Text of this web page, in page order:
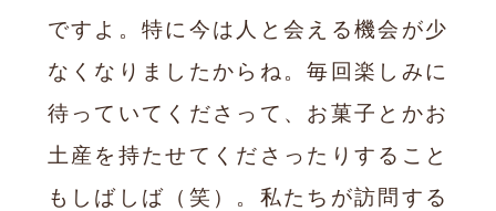
ですよ。特に今は人と会える機会が少
なくなりましたからね。毎回楽しみに
待っていてくださって、お菓子とかお
土産を持たせてくださったりすること
もしばしば（笑）。私たちが訪問する